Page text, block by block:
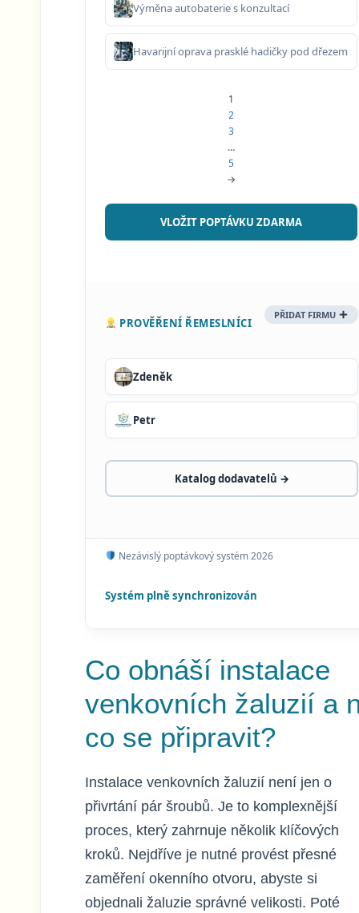
Výměna autobaterie s konzultací
Havarijní oprava prasklé hadičky pod dřezem
1
2
3
…
5
→
VLOŽIT POPTÁVKU ZDARMA
PROVĚŘENÍ ŘEMESLNÍCI
PŘIDAT FIRMU
Zdeněk
Petr
Katalog dodavatelů →
Nezávislý poptávkový systém 2026
Systém plně synchronizován
Co obnáší instalace
venkovních žaluzií a
co se připravit?
Instalace venkovních žaluzií není jen o
přivrtání pár šroubů. Je to komplexnější
proces, který zahrnuje několik klíčových
kroků. Nejdříve je nutné provést přesné
zaměření okenního otvoru, abyste si
objednali žaluzie správné velikosti. Poté